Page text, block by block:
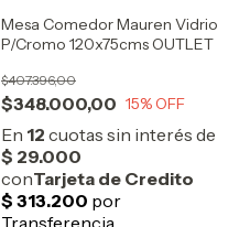
Mesa Comedor Mauren Vidrio
P/Cromo 120x75cms OUTLET
$348.000,00
$407.396,00
15% OFF